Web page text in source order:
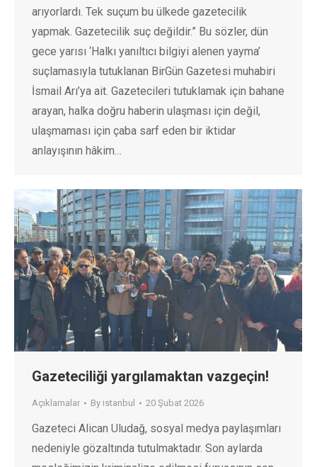
arıyorlardı. Tek suçum bu ülkede gazetecilik
yapmak. Gazetecilik suç değildir.” Bu sözler, dün
gece yarısı ‘Halkı yanıltıcı bilgiyi alenen yayma’
suçlamasıyla tutuklanan BirGün Gazetesi muhabiri
İsmail Arı’ya ait. Gazetecileri tutuklamak için bahane
arayan, halka doğru haberin ulaşması için değil,
ulaşmaması için çaba sarf eden bir iktidar
anlayışının hâkim…
Gazeteciliği yargılamaktan vazgeçin!
Açıklamalar By istanbul 20 Şubat 2026
Gazeteci Alican Uludağ, sosyal medya paylaşımları
nedeniyle gözaltında tutulmaktadır. Son aylarda